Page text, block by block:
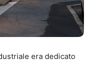
era dedicato